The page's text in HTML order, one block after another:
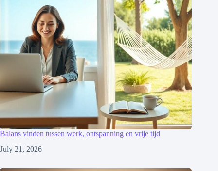
Balans vinden tussen werk, ontspanning en vrije tijd
July 21, 2026